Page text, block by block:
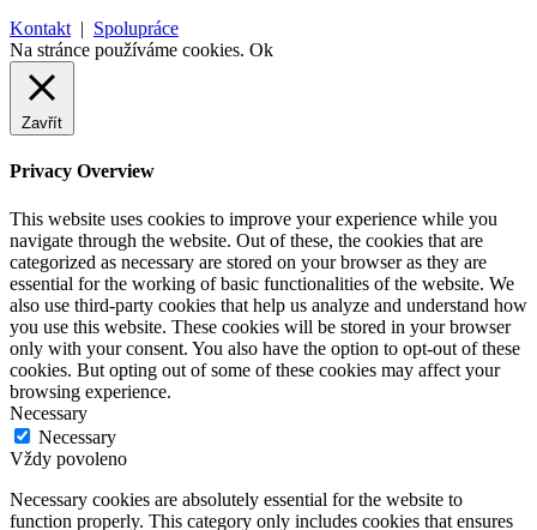
Kontakt | Spolupráce
Na stránce používáme cookies. Ok
Zavřít
Privacy Overview
This website uses cookies to improve your experience while you
navigate through the website. Out of these, the cookies that are
categorized as necessary are stored on your browser as they are
essential for the working of basic functionalities of the website. We
also use third-party cookies that help us analyze and understand how
you use this website. These cookies will be stored in your browser
only with your consent. You also have the option to opt-out of these
cookies. But opting out of some of these cookies may affect your
browsing experience.
Necessary
Necessary
Vždy povoleno
Necessary cookies are absolutely essential for the website to
function properly. This category only includes cookies that ensures